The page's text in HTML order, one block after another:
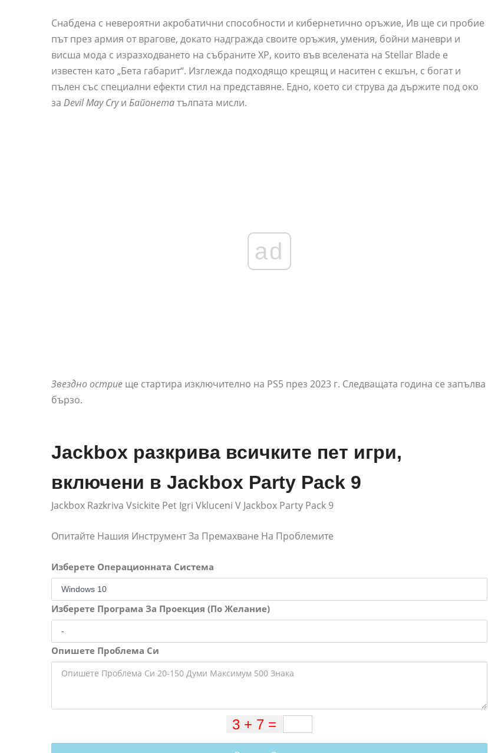
Снабдена с невероятни акробатични способности и кибернетично оръжие, Ив ще си пробие
път през армия от врагове, докато надгражда своите оръжия, умения, бойни маневри и
висша мода с изразходването на събраните XP, които във вселената на Stellar Blade е
известен като „Бета габарит“. Изглежда подходящо крещящ и наситен с екшън, с богат и
пълен със специални ефекти стил на представяне. Едно, което си струва да държите под око
за Devil May Cryи Байонетатълпата мисли.
ad
Звездно острие ще стартира изключително на PS5 през 2023 г. Следващата година се запълва
бързо.
Jackbox разкрива всичките пет игри,
включени в Jackbox Party Pack 9
Jackbox Razkriva Vsickite Pet Igri Vkluceni V Jackbox Party Pack 9
Опитайте Нашия Инструмент За Премахване На Проблемите
Изберете Операционната Система
Изберете Програма За Проекция (По Желание)
Опишете Проблема Си